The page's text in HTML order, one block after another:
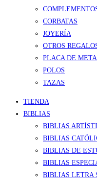
CORBATAS
JOYERÍA
OTROS
PLACA DE
POLOS
TAZAS
TIENDA
BIBLIAS
BIBLIAS
BIBLIAS
BIBLIAS DE
BIBLIAS
BIBLIAS LETRA